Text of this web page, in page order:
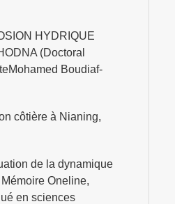
HYDRIQUE
(Doctoral
Boudiaf-
côtière à Nianing,
de la dynamique
Oneline,
en sciences